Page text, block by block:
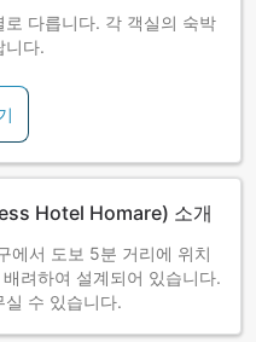
다릅니다. 각 객실의 숙박
니다.
Hotel Homare) 소개
에서 도보 5분 거리에 위치
려하여 설계되어 있습니다.
수 있습니다.